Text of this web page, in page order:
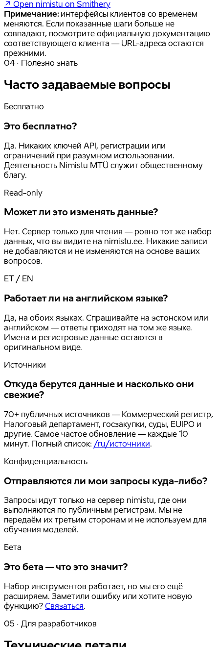
↗ Open nimistu on Smithery
Примечание: интерфейсы клиентов со временем
меняются. Если показанные шаги больше не
совпадают, посмотрите официальную документацию
соответствующего клиента — URL-адреса остаются
прежними.
04 · Полезно знать
Часто задаваемые вопросы
Бесплатно
Это бесплатно?
Да. Никаких ключей API, регистрации или
ограничений при разумном использовании.
Деятельность Nimistu MTÜ служит общественному
благу.
Read-only
Может ли это изменять данные?
Нет. Сервер только для чтения — ровно тот же набор
данных, что вы видите на nimistu.ee. Никакие записи
не добавляются и не изменяются на основе ваших
вопросов.
ET / EN
Работает ли на английском языке?
Да, на обоих языках. Спрашивайте на эстонском или
английском — ответы приходят на том же языке.
Имена и регистровые данные остаются в
оригинальном виде.
Источники
Откуда берутся данные и насколько они
свежие?
70+ публичных источников — Коммерческий регистр,
Налоговый департамент, госзакупки, суды, EUIPO и
другие. Самое частое обновление — каждые 10
минут. Полный список: /ru/источники.
Конфиденциальность
Отправляются ли мои запросы куда-либо?
Запросы идут только на сервер nimistu, где они
выполняются по публичным регистрам. Мы не
передаём их третьим сторонам и не используем для
обучения моделей.
Бета
Это бета — что это значит?
Набор инструментов работает, но мы его ещё
расширяем. Заметили ошибку или хотите новую
функцию? Связаться.
05 · Для разработчиков